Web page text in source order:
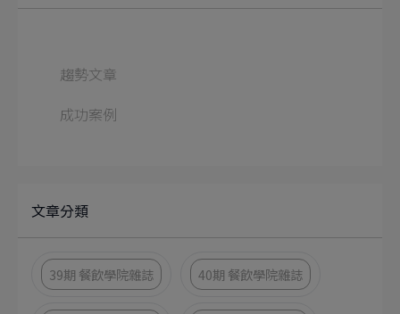
趨勢文章
成功案例
文章分類
39期 餐飲學院雜誌 40期 餐飲學院雜誌